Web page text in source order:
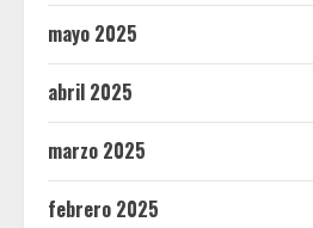
mayo 2025
abril 2025
marzo 2025
febrero 2025